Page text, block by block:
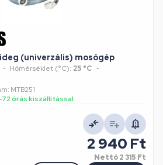
(univerzális) mosógép
Hőmérséklet (°C): 25 °C
MTB251
órás kiszállítással
2 940 Ft
Nettó2 315 Ft